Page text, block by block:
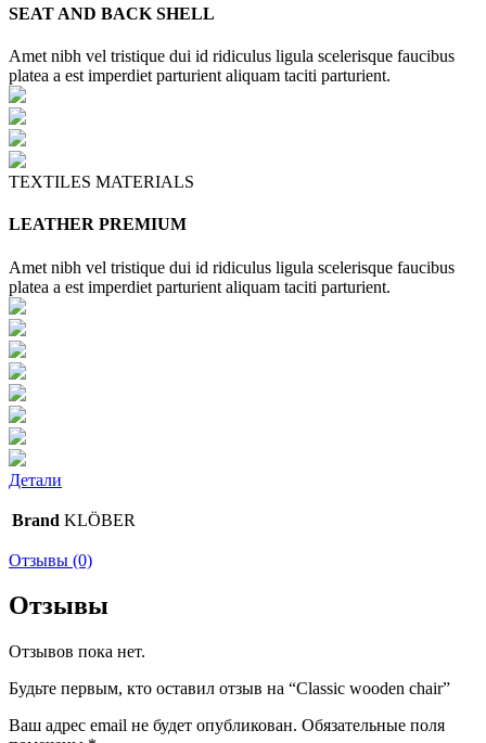
SEAT AND BACK SHELL
Amet nibh vel tristique dui id ridiculus ligula scelerisque faucibus
platea a est imperdiet parturient aliquam taciti parturient.
TEXTILES MATERIALS
LEATHER PREMIUM
Amet nibh vel tristique dui id ridiculus ligula scelerisque faucibus
platea a est imperdiet parturient aliquam taciti parturient.
Детали
Brand KLÖBER
Отзывы (0)
Отзывы
Отзывов пока нет.
Будьте первым, кто оставил отзыв на “Classic wooden chair”
Ваш адрес email не будет опубликован. Обязательные поля